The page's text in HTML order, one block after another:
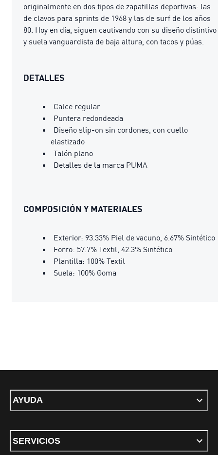
originalmente en dos tipos de zapatillas deportivas: las
de clavos para sprints de 1968 y las de surf de los años
80. Hoy en día, siguen cautivando con su diseño distintivo
y suela vanguardista de baja altura, con tacos y púas.
DETALLES
Calce regular
Puntera redondeada
Diseño slip-on sin cordones, con cuello
elastizado
Talón plano
Detalles de la marca PUMA
COMPOSICIÓN Y MATERIALES
Exterior: 93.33% Piel de vacuno, 6.67% Sintético
Forro: 57.7% Textil, 42.3% Sintético
Plantilla: 100% Textil
Suela: 100% Goma
AYUDA
SERVICIOS